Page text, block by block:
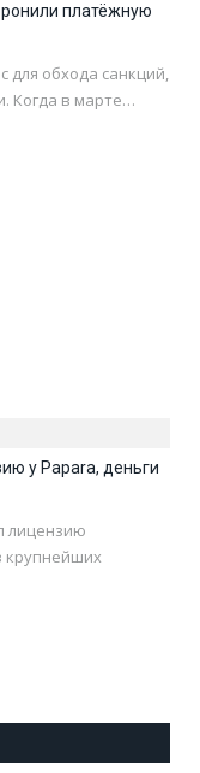
платёжную
для обхода санкций,
Когда в марте…
у Papara, деньги
лицензию
крупнейших